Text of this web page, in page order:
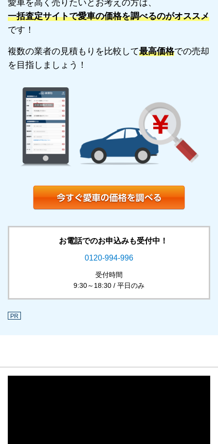
愛車を高く売りたいとお考えの方は、
一括査定サイトで愛車の価格を調べるのがオススメ
です！
複数の業者の見積もりを比較して最高価格での売却
を目指しましょう！
お電話でのお申込みも受付中！
0120-994-996
受付時間
9:30～18:30 / 平日のみ
PR